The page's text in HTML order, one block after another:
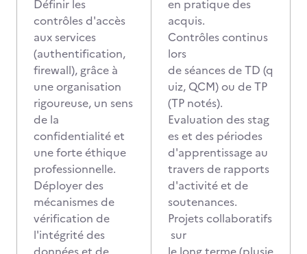
Définir les
contrôles d'accès
aux services
(authentification,
firewall), grâce à
une organisation
rigoureuse, un sens
de la
confidentialité et
une forte éthique
professionnelle.
Déployer des
mécanismes de
vérification de
l'intégrité des
en pratique des
acquis.
Contrôles continus
lors
de séances de TD (q
uiz, QCM) ou de TP
(TP notés).
Evaluation des stag
es et des périodes
d'apprentissage au
travers de rapports
d'activité et de
soutenances.
Projets collaboratifs
sur